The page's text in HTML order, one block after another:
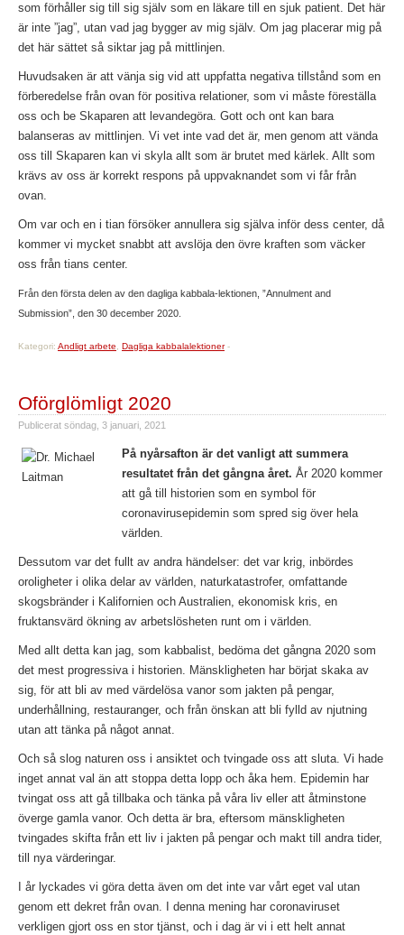
som förhåller sig till sig själv som en läkare till en sjuk patient. Det här
är inte ”jag”, utan vad jag bygger av mig själv. Om jag placerar mig på
det här sättet så siktar jag på mittlinjen.
Huvudsaken är att vänja sig vid att uppfatta negativa tillstånd som en
förberedelse från ovan för positiva relationer, som vi måste föreställa
oss och be Skaparen att levandegöra. Gott och ont kan bara
balanseras av mittlinjen. Vi vet inte vad det är, men genom att vända
oss till Skaparen kan vi skyla allt som är brutet med kärlek. Allt som
krävs av oss är korrekt respons på uppvaknandet som vi får från
ovan.
Om var och en i tian försöker annullera sig själva inför dess center, då
kommer vi mycket snabbt att avslöja den övre kraften som väcker
oss från tians center.
Från den första delen av den dagliga kabbala-lektionen, ”Annulment and
Submission”, den 30 december 2020.
Kategori: Andligt arbete, Dagliga kabbalalektioner-
Oförglömligt 2020
Publicerat söndag, 3 januari, 2021
På nyårsafton är det vanligt att summera
resultatet från det gångna året. År 2020 kommer
att gå till historien som en symbol för
coronavirusepidemin som spred sig över hela
världen.
Dessutom var det fullt av andra händelser: det var krig, inbördes
oroligheter i olika delar av världen, naturkatastrofer, omfattande
skogsbränder i Kalifornien och Australien, ekonomisk kris, en
fruktansvärd ökning av arbetslösheten runt om i världen.
Med allt detta kan jag, som kabbalist, bedöma det gångna 2020 som
det mest progressiva i historien. Mänskligheten har börjat skaka av
sig, för att bli av med värdelösa vanor som jakten på pengar,
underhållning, restauranger, och från önskan att bli fylld av njutning
utan att tänka på något annat.
Och så slog naturen oss i ansiktet och tvingade oss att sluta. Vi hade
inget annat val än att stoppa detta lopp och åka hem. Epidemin har
tvingat oss att gå tillbaka och tänka på våra liv eller att åtminstone
överge gamla vanor. Och detta är bra, eftersom mänskligheten
tvingades skifta från ett liv i jakten på pengar och makt till andra tider,
till nya värderingar.
I år lyckades vi göra detta även om det inte var vårt eget val utan
genom ett dekret från ovan. I denna mening har coronaviruset
verkligen gjort oss en stor tjänst, och i dag är vi i ett helt annat